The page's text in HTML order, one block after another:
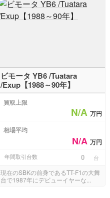
ビモータ YB6 /Tuatara
/Exup【1988～90年】
買取上限
N/A 万円
相場平均
N/A 万円
年間取引台数 0 台
現在のSBKの前身であるTT-F1の大舞
台で1987年にデビューイヤーな...